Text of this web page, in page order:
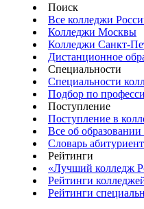
Поиск
Все колледжи
Колледжи Москвы
Колледжи Санкт-
Дистанционное
Специальности
Специальности
Подбор по
Поступление
Поступление в
Все об
Словарь
Рейтинги
«Лучший колледж
Рейтинги
Рейтинги